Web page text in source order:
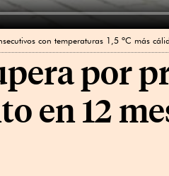
con temperaturas 1,5 ºC más
por
en 12